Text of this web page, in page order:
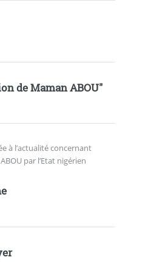
de Maman ABOU"
à l’actualité concernant
par l’Etat nigérien